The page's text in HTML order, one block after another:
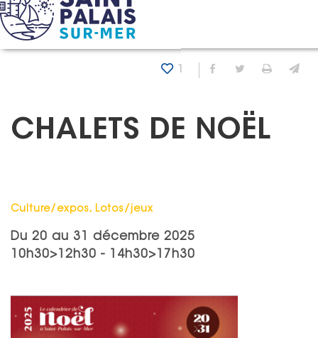
Panneau de gestion des cookies
Accueil Agenda
Partager sur
Partager
CHALETS DE NOËL
Catégorie : "
Culture/expos, Lotos/jeux
Du 20 au 31 décembre 2025
10h30>12h30 - 14h30>17h30